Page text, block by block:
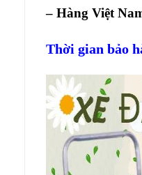
– Hàng Việt
Thời gian bảo